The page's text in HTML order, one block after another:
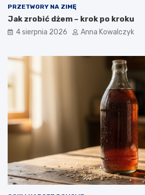
PRZETWORY NA ZIMĘ
Jak zrobić dżem – krok po kroku
4 sierpnia 2026 Anna Kowalczyk